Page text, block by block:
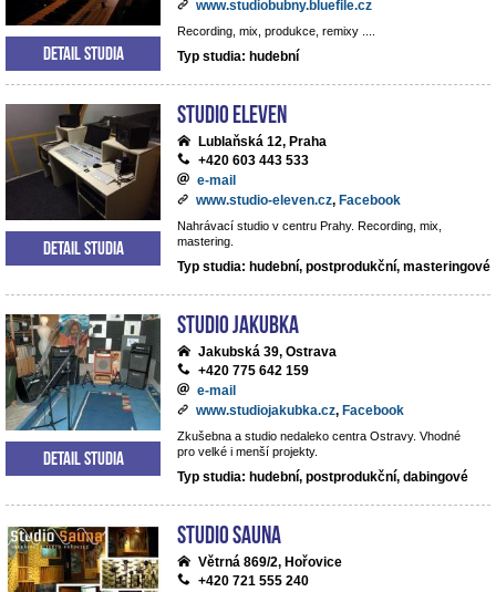
www.studiobubny.bluefile.cz
Recording, mix, produkce, remixy ....
Typ studia: hudební
Detail studia
Studio Eleven
Lublaňská 12, Praha
+420 603 443 533
e-mail
www.studio-eleven.cz, Facebook
Nahrávací studio v centru Prahy. Recording, mix,
mastering.
Typ studia: hudební, postprodukční, masteringové
Detail studia
Studio Jakubka
Jakubská 39, Ostrava
+420 775 642 159
e-mail
www.studiojakubka.cz, Facebook
Zkušebna a studio nedaleko centra Ostravy. Vhodné
pro velké i menší projekty.
Typ studia: hudební, postprodukční, dabingové
Detail studia
Studio Sauna
Větrná 869/2, Hořovice
+420 721 555 240